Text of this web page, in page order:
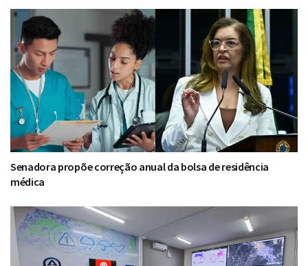
Senadora propõe correção anual da bolsa de residência
médica